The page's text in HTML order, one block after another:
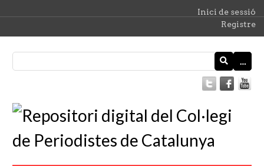
Inici de sessió
Registre
…